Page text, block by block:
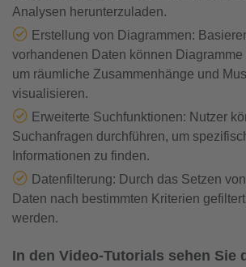
Analysen herunterzuladen.
Erstellung von Diagrammen:
vorhandenen Daten können Diagramme
um räumliche Zusammenhänge und
visualisieren.
Erweiterte Suchfunktionen: Nutzer
Suchanfragen durchführen, um
Informationen zu finden.
Datenfilterung: Durch das Setzen
Daten nach bestimmten Kriterien
werden.
In den Video-Tutorials sehen Sie